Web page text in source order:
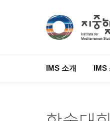
IMS 소개 IMS